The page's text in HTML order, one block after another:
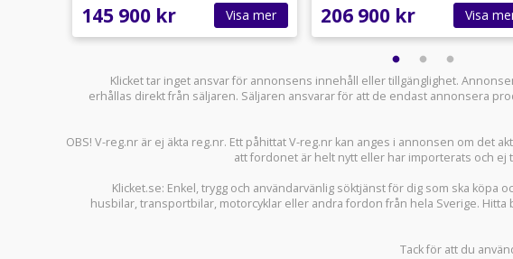
145 900 kr Visa mer 206 900 kr Visa
Klicket tar inget ansvar för annonsens innehåll eller tillgänglighet.
erhållas direkt från säljaren. Säljaren ansvarar för att de endast annonsera
OBS! V-reg.nr är ej äkta reg.nr. Ett påhittat V-reg.nr kan anges i annonsen om det
att fordonet är helt nytt eller har importerats och ej
Klicket.se: Enkel, trygg och användarvänlig söktjänst för dig som ska köpa
husbilar,transportbilar, motorcyklar eller andra fordon från hela Sverige.
Tack för att du